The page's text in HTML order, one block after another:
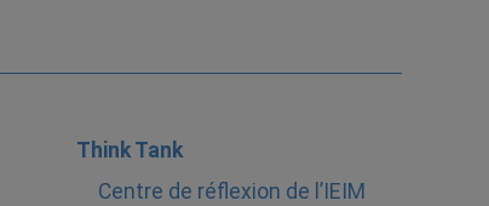
Think Tank
Centre de réflexion de l’IEIM